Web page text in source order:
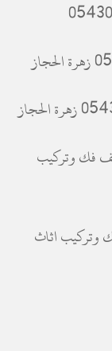
فك وتركيب
وتركيب اثاث